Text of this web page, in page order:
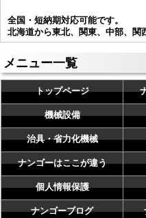
全国・短納期対応可能です。
北海道から東北、関東、中部、関
メニュー一覧
トップページ
機械設備
治具・省力化機械
ナンゴーはここが違う
個人情報保護
ナンゴーブログ